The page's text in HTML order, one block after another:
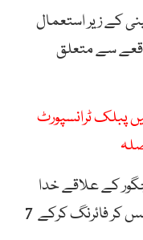
کے زیر استعمال
سے متعلق
پبلک ٹرانسپورٹ
کے علاقے خدا
آبادان میں مسلح افراد نے گھر میں گھس کر فائرنگ کرکے 7